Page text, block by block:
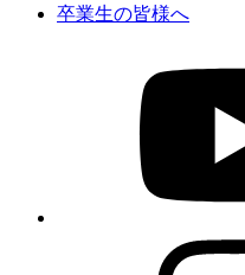
卒業生の皆様へ